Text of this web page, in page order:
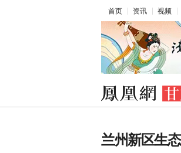
首页 资讯 视频
兰州新区生